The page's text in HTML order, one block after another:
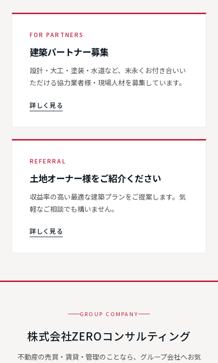
FOR PARTNERS
建築パートナー募集
設計・大工・塗装・水道など、末永くお付き合いい
ただける協力業者様・現場人材を募集しています。
詳しく見る
REFERRAL
土地オーナー様をご紹介ください
収益率の高い最適な建築プランをご提案します。気
軽なご相談でも構いません。
詳しく見る
GROUP COMPANY
株式会社ZEROコンサルティング
不動産の売買・賃貸・管理のことなら、グループ会社へお気